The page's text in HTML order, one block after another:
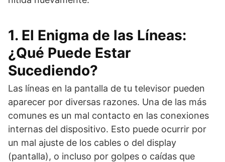
1. El Enigma de las Líneas:
¿Qué Puede Estar
Sucediendo?
Las líneas en la pantalla de tu televisor pueden
aparecer por diversas razones. Una de las más
comunes es un mal contacto en las conexiones
internas del dispositivo. Esto puede ocurrir por
un mal ajuste de los cables o del display
(pantalla), o incluso por golpes o caídas que